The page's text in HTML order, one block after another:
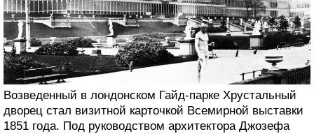
Возведенный в лондонском Гайд-парке Хрустальный
дворец стал визитной карточкой Всемирной выставки
1851 года. Под руководством архитектора Джозефа